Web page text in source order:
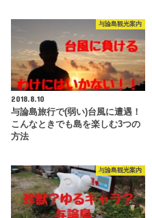
与論島観光案内
2018.8.10
与論島旅行で(弱い)台風に遭遇！
こんなときでも島を楽しむ3つの
方法
与論島観光案内